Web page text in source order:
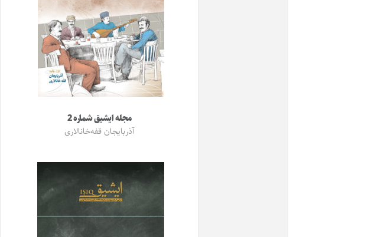
مجله ایشیق شماره 2
آذربایجان قفه‌خانالاری